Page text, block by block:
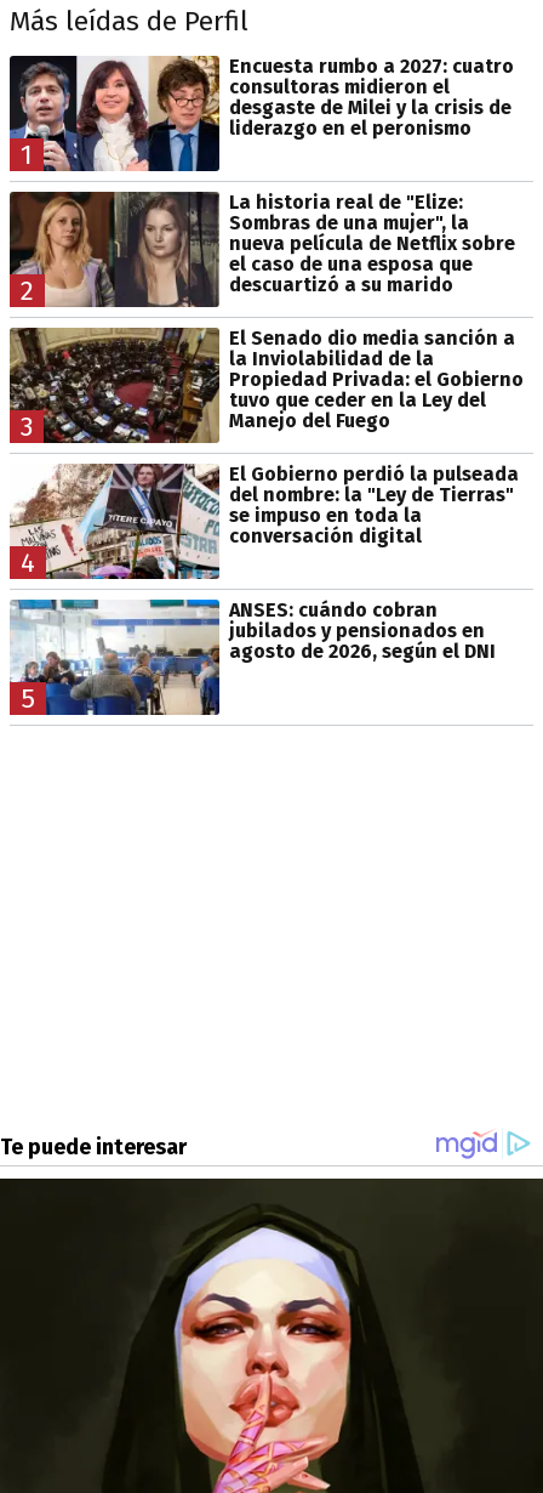
Más leídas de Perfil
1
Encuesta rumbo a 2027: cuatro
consultoras midieron el
desgaste de Milei y la crisis de
liderazgo en el peronismo
2
La historia real de "Elize:
Sombras de una mujer", la
nueva película de Netflix sobre
el caso de una esposa que
descuartizó a su marido
3
El Senado dio media sanción a
la Inviolabilidad de la
Propiedad Privada: el Gobierno
tuvo que ceder en la Ley del
Manejo del Fuego
4
El Gobierno perdió la pulseada
del nombre: la "Ley de Tierras"
se impuso en toda la
conversación digital
5
ANSES: cuándo cobran
jubilados y pensionados en
agosto de 2026, según el DNI